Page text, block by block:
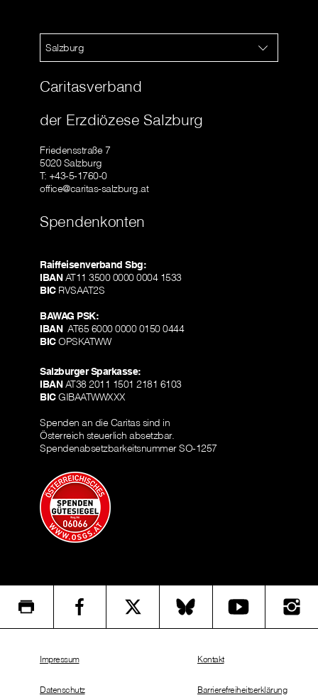
Salzburg
Caritasverband
der Erzdiözese Salzburg
Friedensstraße 7
5020 Salzburg
T: +43-5-1760-0
office@caritas-salzburg.at
Spendenkonten
Raiffeisenverband Sbg:
IBANAT11 3500 0000 0004 1533
BICRVSAAT2S
BAWAG PSK:
IBANAT65 6000 0000 0150 0444
BICOPSKATWW
Salzburger Sparkasse:
IBANAT38 2011 1501 2181 6103
BICGIBAATWWXXX
Spenden an die Caritas sind in
Österreich steuerlich absetzbar.
Spendenabsetzbarkeitsnummer SO-1257
Impressum
Datenschutz
Kontakt
Barrierefreiheitserklärung